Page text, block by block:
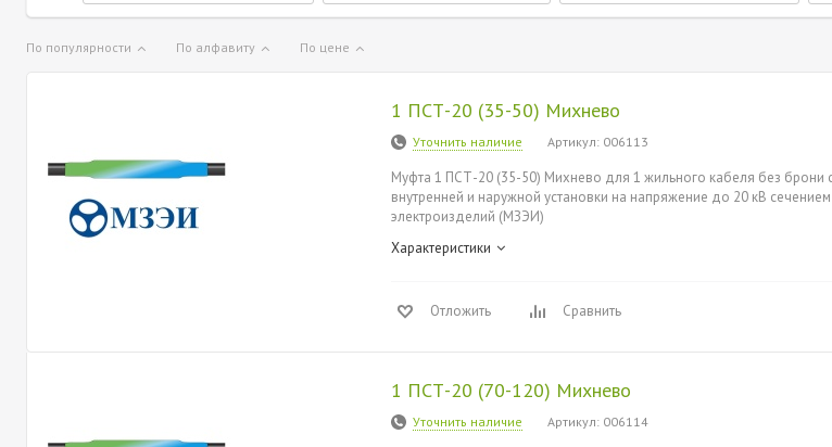
По популярности По алфавиту По цене
1 ПСТ-20 (35-50) Михнево
Уточнить наличие Артикул: 006113
Муфта 1 ПСТ-20 (35-50) Михнево для 1 жильного кабеля без брони
внутренней и наружной установки на напряжение до 20 кВ
электроизделий (МЗЭИ)
Характеристики
Отложить Сравнить
1 ПСТ-20 (70-120) Михнево
Уточнить наличие Артикул: 006114